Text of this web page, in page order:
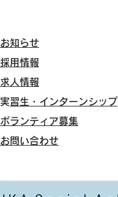
お知らせ
採用情報
求人情報
​実習生・インターンシップ
​ボランティア募集
​お問い合わせ